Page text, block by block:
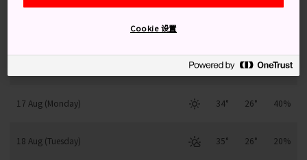
34° 26° 60%
17 Aug (Monday) 34° 26° 40%
18 Aug (Tuesday) 35° 26° 20%
Cookie 设置